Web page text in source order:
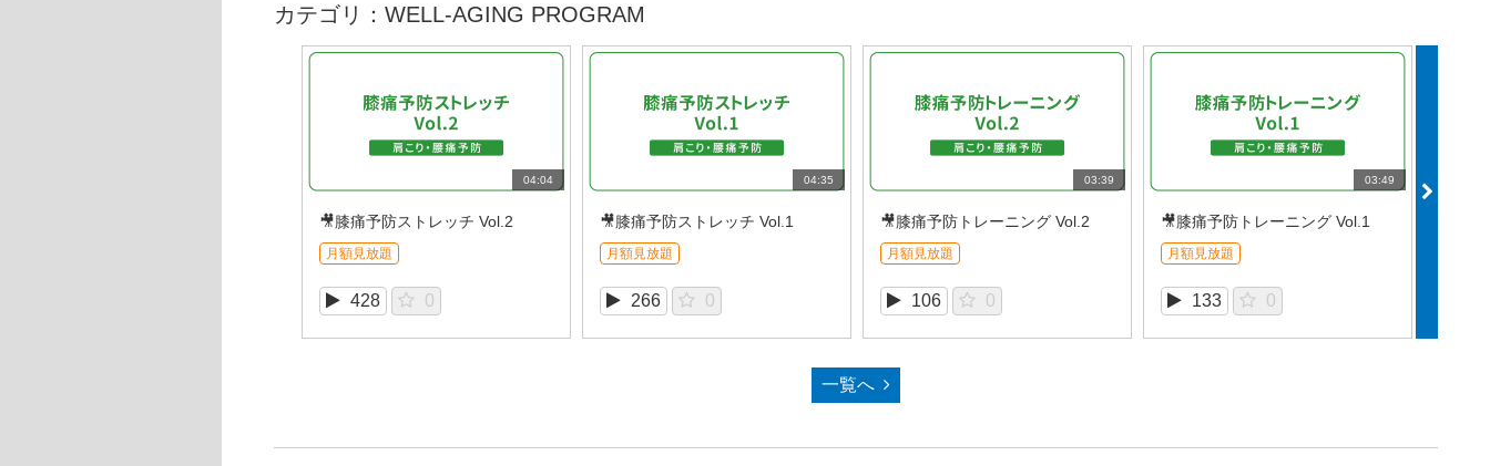
カテゴリ：WELL-AGING PROGRAM
04:04
🎥膝痛予防ストレッチ Vol.2
月額見放題
428 0
04:35
🎥膝痛予防ストレッチ Vol.1
月額見放題
266 0
03:39
🎥膝痛予防トレーニング Vol.2
月額見放題
106 0
03:49
🎥膝痛予防トレーニング Vol.1
月額見放題
133 0
一覧へ